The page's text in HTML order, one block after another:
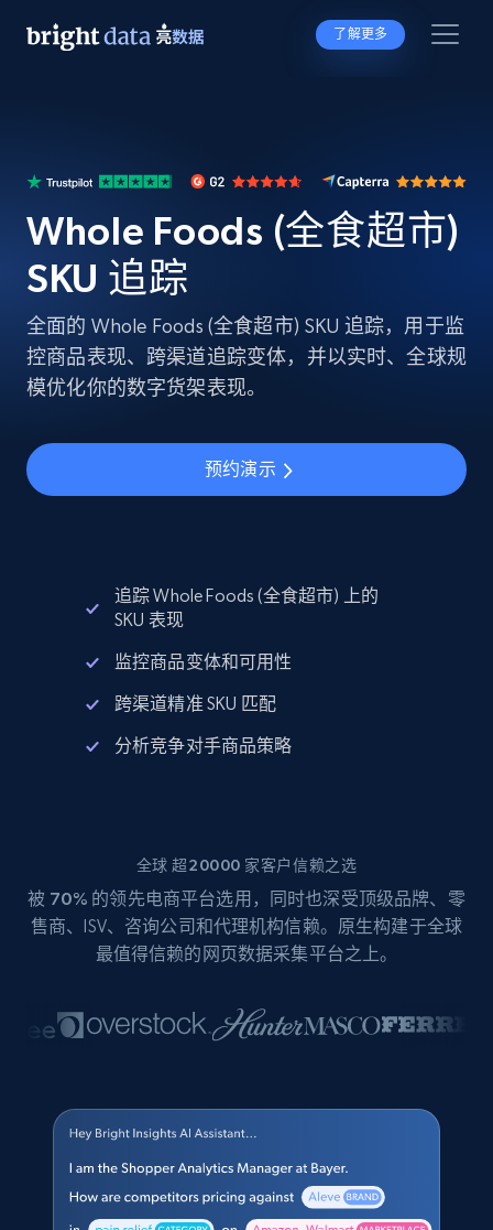
了解更多
Whole Foods (全食超市)
SKU 追踪
全面的 Whole Foods (全食超市) SKU 追踪，用于监
控商品表现、跨渠道追踪变体，并以实时、全球规
模优化你的数字货架表现。
预约演示
追踪 Whole Foods (全食超市) 上的
SKU 表现
监控商品变体和可用性
跨渠道精准 SKU 匹配
分析竞争对手商品策略
全球 超20000 家客户信赖之选
被 70% 的领先电商平台选用，同时也深受顶级品牌、零
售商、ISV、咨询公司和代理机构信赖。原生构建于全球
最值得信赖的网页数据采集平台之上。